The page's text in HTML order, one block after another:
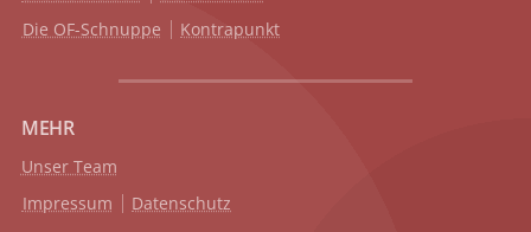
Die OF-Schnuppe
Kontrapunkt
MEHR
Unser Team
Impressum
Datenschutz